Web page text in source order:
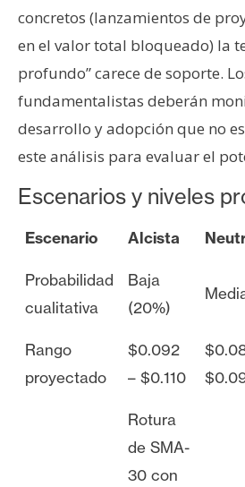
concretos (lanzamientos de
en el valor total bloqueado) la
profundo” carece de soporte.
fundamentalistas deberán
desarrollo y adopción que no
este análisis para evaluar el
Escenarios y niveles
Escenario Alcista
Probabilidad
cualitativa
Baja
(20%)
Rango
proyectado
$0.092
– $0.110
Rotura
de SMA-
30 con